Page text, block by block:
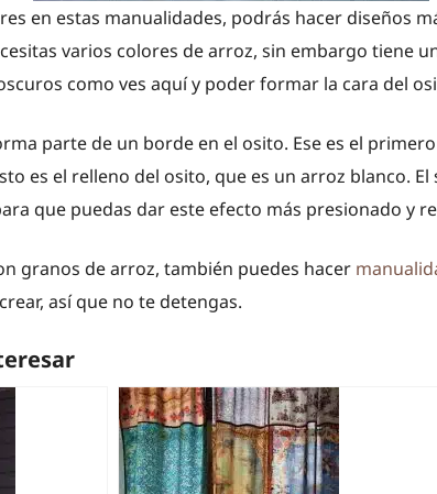
en estas manualidades, podrás hacer diseños
varios colores de arroz, sin embargo tiene
como ves aquí y poder formar la cara del
parte de un borde en el osito. Ese es el
es el relleno del osito, que es un arroz blanco.
que puedas dar este efecto más presionado y
granos de arroz, también puedes hacer
así que no te detengas.